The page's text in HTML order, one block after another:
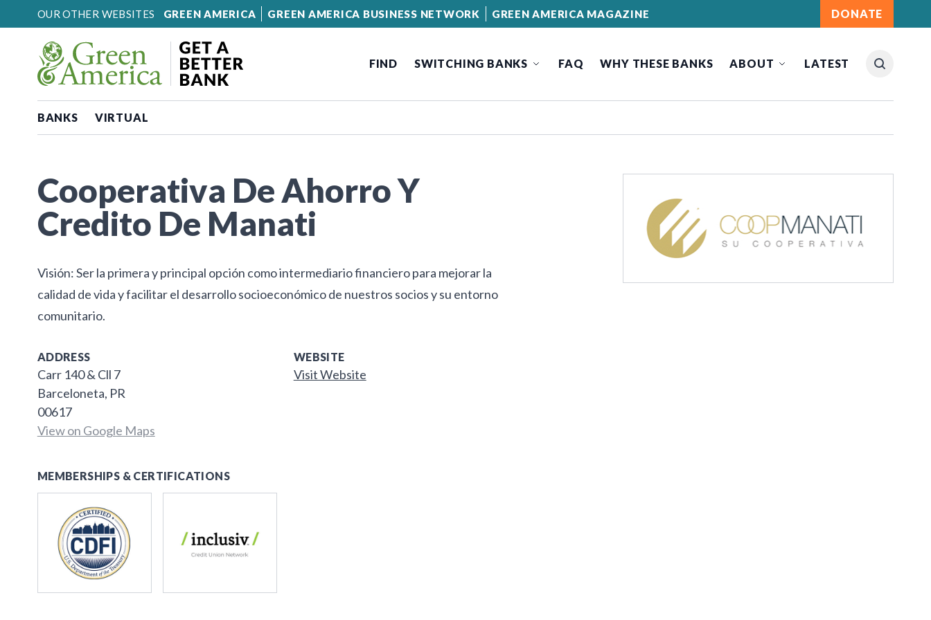
Skip to content
OUR OTHER WEBSITES GREEN AMERICA GREEN AMERICA BUSINESS NETWORK GREEN AMERICA MAGAZINE DONATE
FIND SWITCHING BANKS FAQ WHY THESE BANKS ABOUT LATEST
BANKS VIRTUAL
Cooperativa De Ahorro Y
Credito De Manati
Visión: Ser la primera y principal opción como intermediario financiero para mejorar la
calidad de vida y facilitar el desarrollo socioeconómico de nuestros socios y su entorno
comunitario.
ADDRESS
Carr 140 & Cll 7
Barceloneta, PR
00617
View on Google Maps
WEBSITE
Visit Website
MEMBERSHIPS & CERTIFICATIONS